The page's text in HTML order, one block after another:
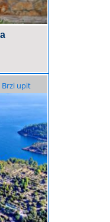
Brzi upit